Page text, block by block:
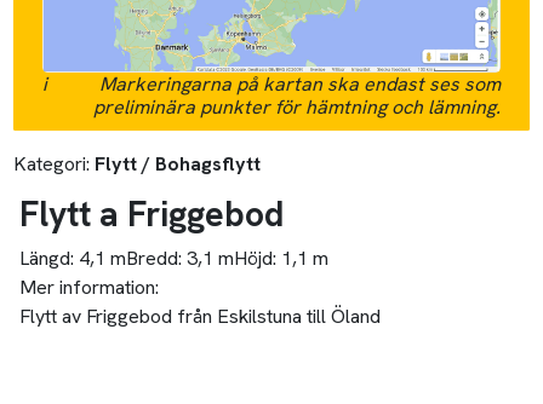
i
Markeringarna på kartan ska endast ses som
preliminära punkter för hämtning och lämning.
Kategori: Flytt / Bohagsflytt
Flytt a Friggebod
Längd: 4,1 mBredd: 3,1 mHöjd: 1,1 m
Mer information:
Flytt av Friggebod från Eskilstuna till Öland